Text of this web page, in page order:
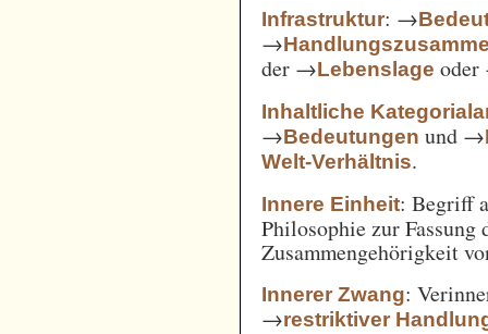
Infrastruktur: →
→
der →Lebenslage
Inhaltliche
→Bedeutungen und →
Welt-Verhältnis.
Innere Einheit: Begriff
Philosophie zur
Zusammengehörigkeit
Innerer Zwang:
→restriktiver